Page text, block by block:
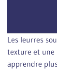
Les leurres
texture et une
apprendre